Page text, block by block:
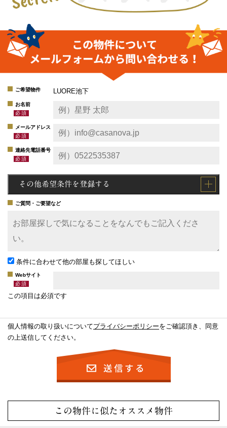
ご希望物件 LUORE池下
お名前
メールアドレス
連絡先電話番号
その他希望条件を登録する
ご質問・ご要望など
条件に合わせて他の部屋も探してほしい
Webサイト
この項目は必須です
個人情報の取り扱いについてプライバシーポリシーをご確認頂き、同意
の上送信してください。
この物件に似たオススメ物件